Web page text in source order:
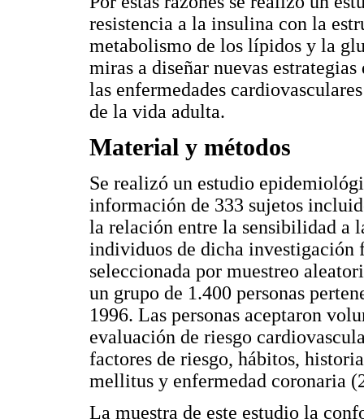
resistencia a la insulina con la
metabolismo de los lípidos y la
miras a diseñar nuevas
las enfermedades
de la vida adulta.
Material y métodos
Se realizó un estudio
información de 333 sujetos
la relación entre la sensibilidad a
individuos de dicha investigación
seleccionada por muestreo
un grupo de 1.400 personas
1996. Las personas aceptaron
evaluación de riesgo
factores de riesgo, hábitos,
mellitus y enfermedad coronaria
La muestra de este estudio la